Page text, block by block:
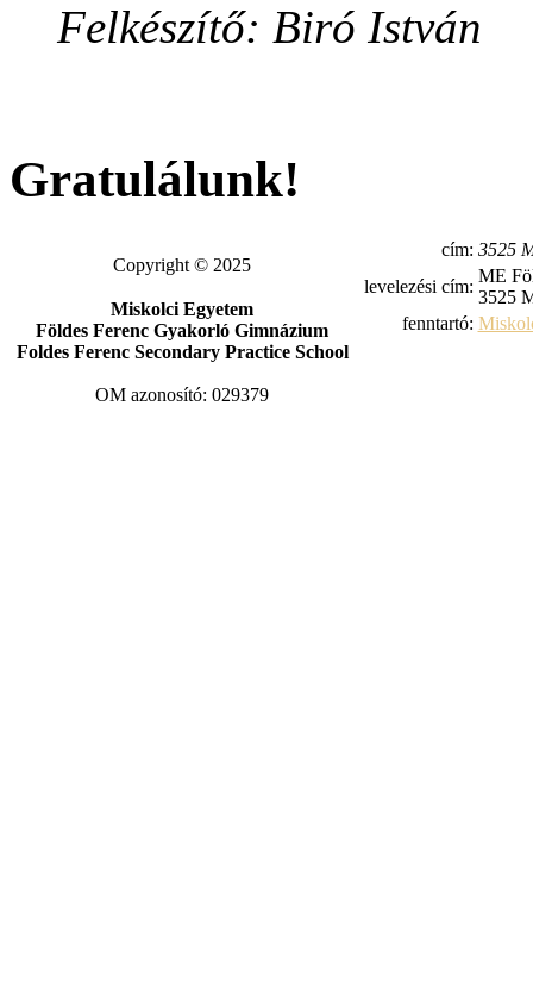
Felkészítő: Biró István
Gratulálunk!
Copyright © 2025
Miskolci Egyetem
Földes Ferenc Gyakorló Gimnázium
Foldes Ferenc Secondary Practice School
OM azonosító: 029379
cím: 3525
levelezési cím:
ME
3525
fenntartó: